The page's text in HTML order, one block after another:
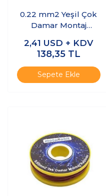
0.22 mm2 Yeşil Çok
Damar Montaj
2,41 USD + KDV
138,35 TL
Sepete Ekle